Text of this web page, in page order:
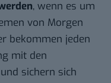
, wenn es um
von Morgen
bekommen jeden
mit den
sichern sich